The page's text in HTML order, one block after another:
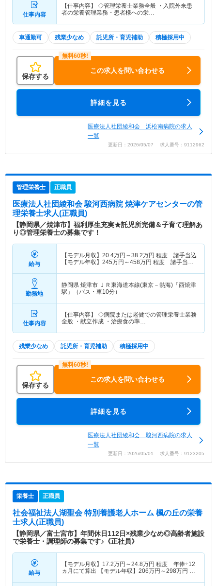
仕事内容
【仕事内容】 ◇管理栄養士業務全般 ・入院外来患
者の栄養管理業務・患者様への栄…
車通勤可 残業少なめ 託児所・育児補助 積極採用中
保存する
この求人を問い合わせる
詳細を見る
医療法人社団綾和会 浜松南病院の求人
一覧
更新日：2026/05/07 求人番号：9112962
管理栄養士 正職員
医療法人社団綾和会 駿河西病院 焼津ケアセンターの管
理栄養士求人(正職員)
【静岡県／焼津市】福利厚生充実★託児所完備＆子育て理解あ
り◎管理栄養士の募集です！
給与
【モデル月収】 20.4万円～38.2万円 程度 諸手当込
【モデル年収】 245万円～458万円 程度 諸手当
勤務地
静岡県 焼津市 ＪＲ東海道本線(東京－熱海)「西焼津
駅」（バス・車10分）
仕事内容
【仕事内容】 ◇病院または老健での管理栄養士業務
全般 ・献立作成 ・治療食の準…
残業少なめ 託児所・育児補助 積極採用中
保存する
この求人を問い合わせる
詳細を見る
医療法人社団綾和会 駿河西病院の求人
一覧
更新日：2026/05/01 求人番号：9123205
栄養士 正職員
社会福祉法人湖聖会 特別養護老人ホーム 楓の丘の栄養
士求人(正職員)
【静岡県／富士宮市】年間休日112日×残業少なめ◎高齢者施設
で栄養士・調理師の募集です♪《正社員》
給与
【モデル月収】 17.2万円～24.8万円 程度 年俸÷12
ヵ月にて算出 【モデル年収】 206万円～298万円 程